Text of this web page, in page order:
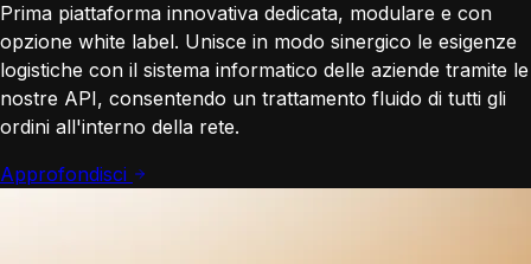
Prima piattaforma innovativa dedicata, modulare e con
opzione white label. Unisce in modo sinergico le esigenze
logistiche con il sistema informatico delle aziende tramite le
nostre API, consentendo un trattamento fluido di tutti gli
ordini all'interno della rete.
Approfondisci